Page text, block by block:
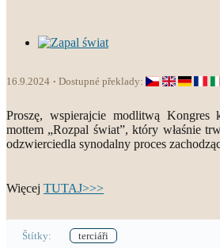
16.9.2024 Dostupné překlady:
Proszę, wspierajcie modlitwą Kongres
mottem „Rozpal świat”, który właśnie
odzwierciedla synodalny proces
Więcej TUTAJ>>>
Štítky: terciáři